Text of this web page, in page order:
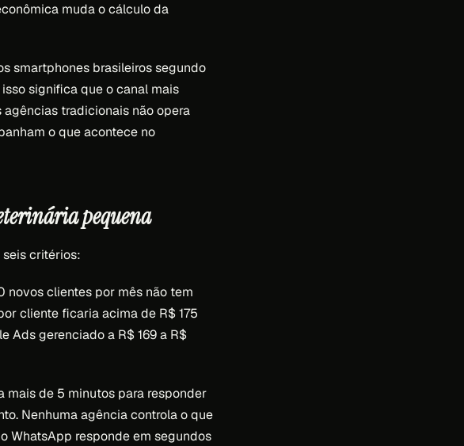
muda o cálculo da
smartphones brasileiros segundo
significa que o canal mais
tradicionais não opera
o que acontece no
pequena
critérios:
novos clientes por mês não tem
cliente ficaria acima de R$ 175
Ads gerenciado a R$ 169 a R$
mais de 5 minutos para responder
Nenhuma agência controla o que
WhatsApp responde em segundos